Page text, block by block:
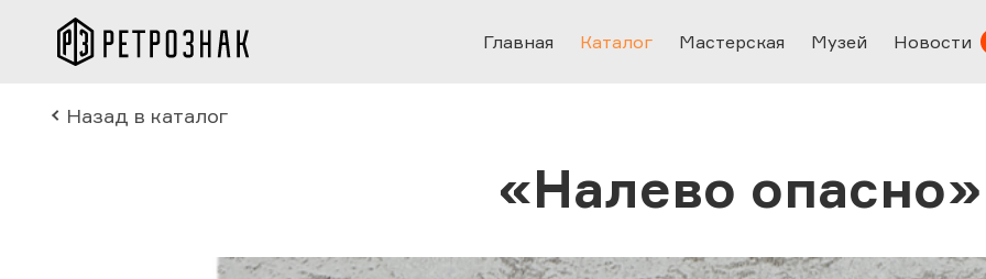
Главная Каталог Мастерская Музей Новости
Назад в каталог
«Налево опасно»